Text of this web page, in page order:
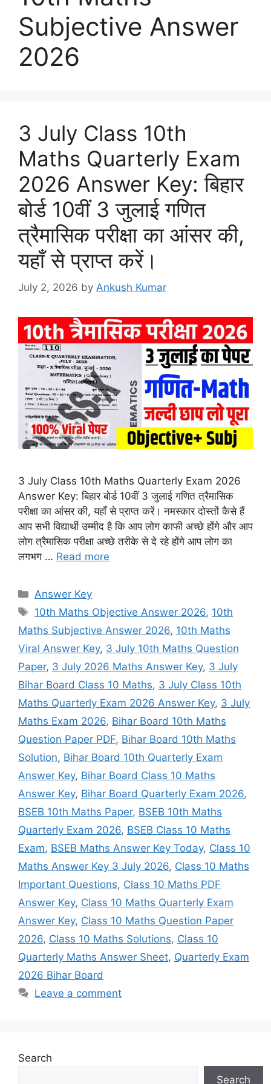
Subjective Answer
2026
3 July Class 10th
Maths Quarterly Exam
2026 Answer Key: बिहार
बोर्ड 10वीं 3 जुलाई गणित
त्रैमासिक परीक्षा का आंसर की,
यहाँ से प्राप्त करें।
July 2, 2026 by Ankush Kumar
3 July Class 10th Maths Quarterly Exam 2026
Answer Key: बिहार बोर्ड 10वीं 3 जुलाई गणित त्रैमासिक
परीक्षा का आंसर की, यहाँ से प्राप्त करें। नमस्कार दोस्तों कैसे हैं
आप सभी विद्यार्थी उम्मीद है कि आप लोग काफी अच्छे होंगे और आप
लोग त्रैमासिक परीक्षा अच्छे तरीके से दे रहे होंगे आप लोग का
लगभग … Read more
Categories
Answer Key
Tags
10th Maths Objective Answer 2026, 10th
Maths Subjective Answer 2026, 10th Maths
Viral Answer Key, 3 July 10th Maths Question
Paper, 3 July 2026 Maths Answer Key, 3 July
Bihar Board Class 10 Maths, 3 July Class 10th
Maths Quarterly Exam 2026 Answer Key, 3 July
Maths Exam 2026, Bihar Board 10th Maths
Question Paper PDF, Bihar Board 10th Maths
Solution, Bihar Board 10th Quarterly Exam
Answer Key, Bihar Board Class 10 Maths
Answer Key, Bihar Board Quarterly Exam 2026,
BSEB 10th Maths Paper, BSEB 10th Maths
Quarterly Exam 2026, BSEB Class 10 Maths
Exam, BSEB Maths Answer Key Today, Class 10
Maths Answer Key 3 July 2026, Class 10 Maths
Important Questions, Class 10 Maths PDF
Answer Key, Class 10 Maths Quarterly Exam
Answer Key, Class 10 Maths Question Paper
2026, Class 10 Maths Solutions, Class 10
Quarterly Maths Answer Sheet, Quarterly Exam
2026 Bihar Board
Leave a comment
Search
Search